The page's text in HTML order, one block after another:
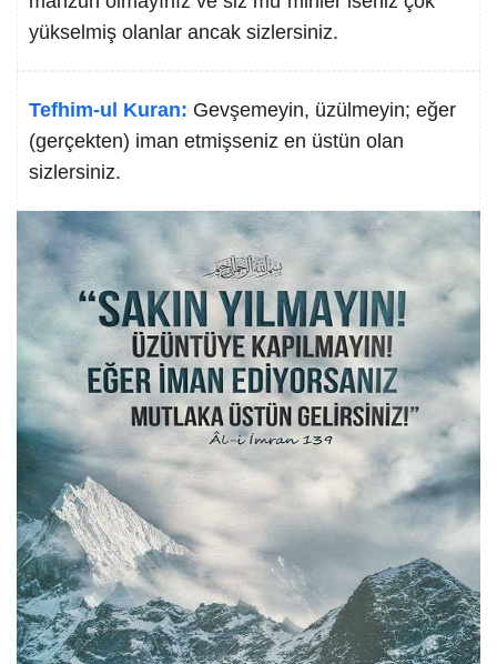
yükselmiş olanlar ancak sizlersiniz.
Tefhim-ul Kuran: Gevşemeyin, üzülmeyin; eğer
(gerçekten) iman etmişseniz en üstün olan
sizlersiniz.